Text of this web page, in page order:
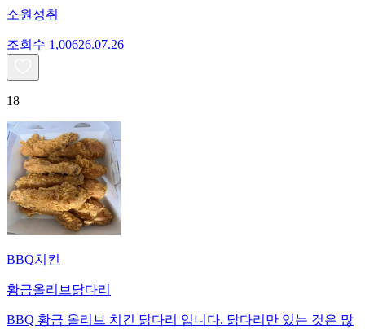
소원성취
조회수 1,00626.07.26
18
BBQ치킨
황금올리브닭다리
BBQ 황금 올리브 치킨 닭다리 입니다. 닭다리만 있는 것은 많